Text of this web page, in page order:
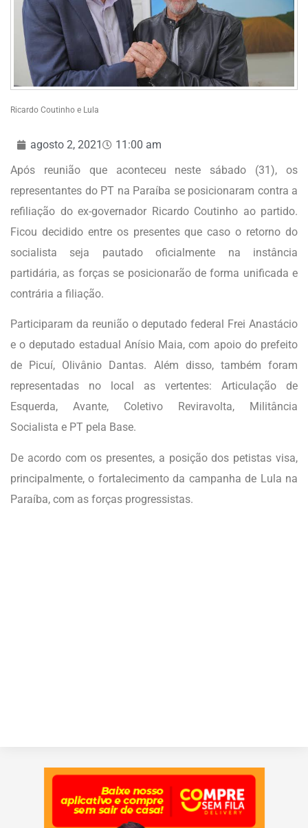
Ricardo Coutinho e Lula
agosto 2, 2021
11:00 am
Após reunião que aconteceu neste sábado (31), os
representantes do PT na Paraíba se posicionaram contra a
refiliação do ex-governador Ricardo Coutinho ao partido.
Ficou decidido entre os presentes que caso o retorno do
socialista seja pautado oficialmente na instância
partidária, as forças se posicionarão de forma unificada e
contrária a filiação.
Participaram da reunião o deputado federal Frei Anastácio
e o deputado estadual Anísio Maia, com apoio do prefeito
de Picuí, Olivânio Dantas. Além disso, também foram
representadas no local as vertentes: Articulação de
Esquerda, Avante, Coletivo Reviravolta, Militância
Socialista e PT pela Base.
De acordo com os presentes, a posição dos petistas visa,
principalmente, o fortalecimento da campanha de Lula na
Paraíba, com as forças progressistas.